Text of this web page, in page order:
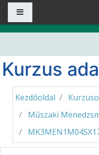
Tovább a fő tartalomhoz
Kurzus
Kezdőoldal
Műszaki